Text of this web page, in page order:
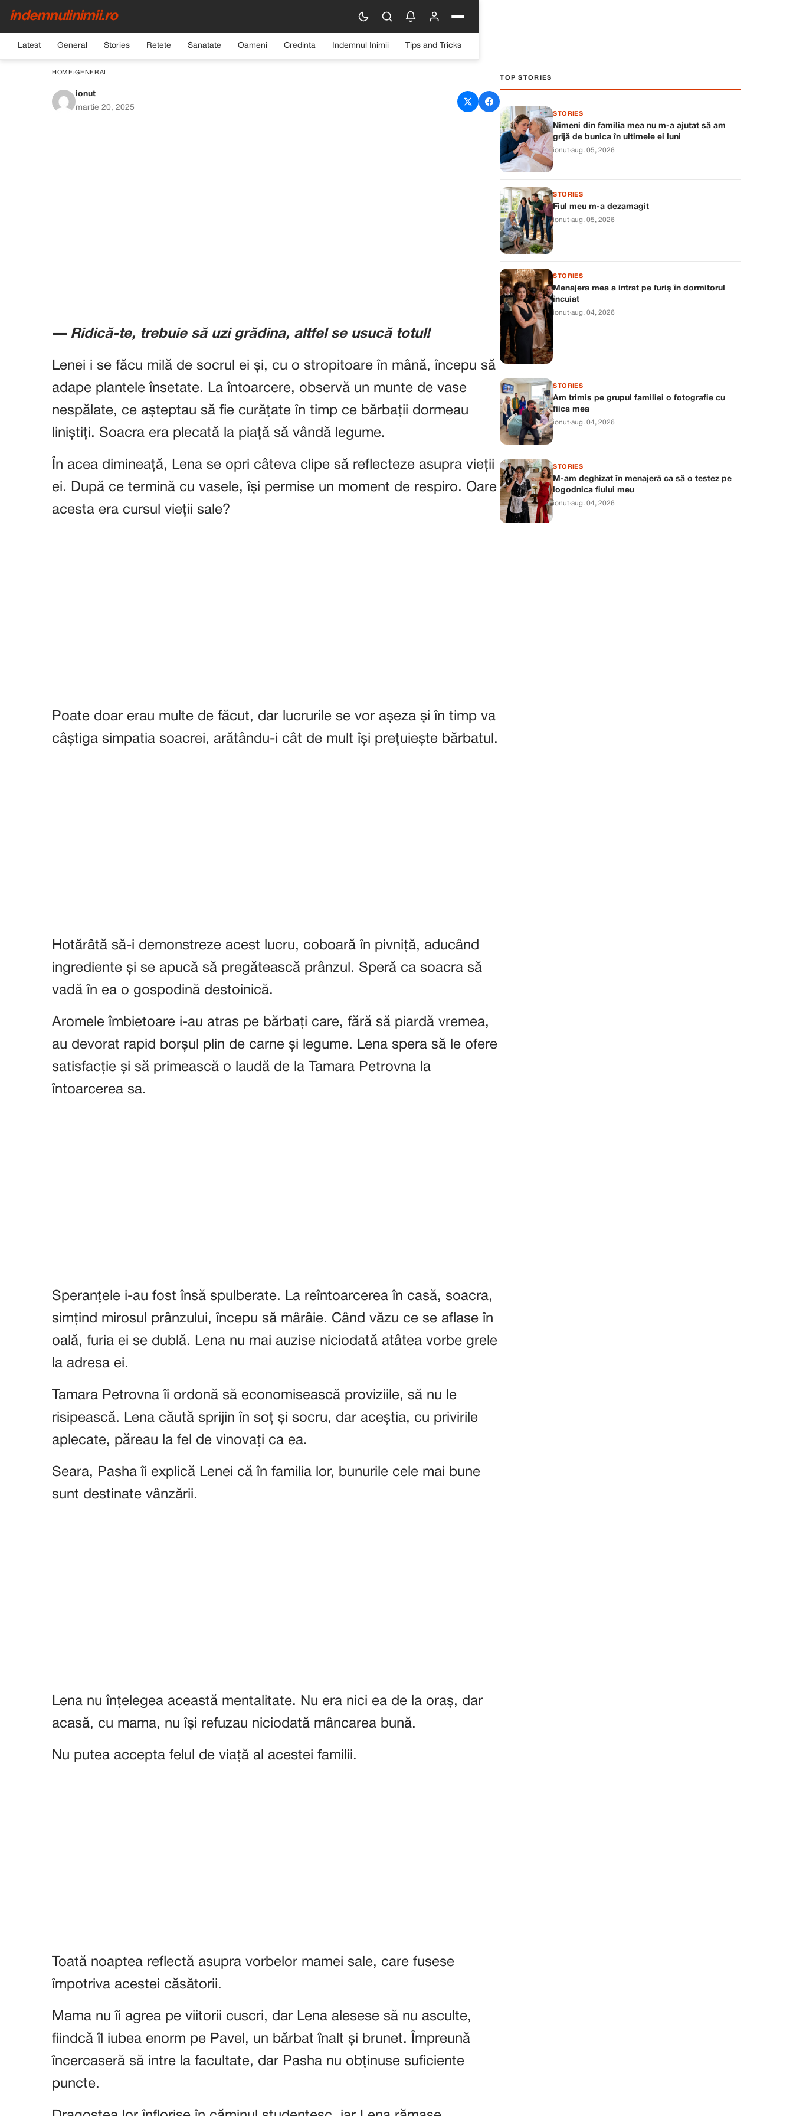
indemnulinimii.ro
Latest General Stories Retete Sanatate Oameni Credinta Indemnul Inimii Tips and Tricks
HOME›GENERAL
Când soarta îți cere să pleci: Povestea Lenei
ionut
martie 20, 2025
— Ridică-te, trebuie să uzi grădina, altfel se usucă totul!
Lenei i se făcu milă de socrul ei și, cu o stropitoare în mână, începu să
adape plantele însetate. La întoarcere, observă un munte de vase
nespălate, ce așteptau să fie curățate în timp ce bărbații dormeau
liniștiți. Soacra era plecată la piață să vândă legume.
În acea dimineață, Lena se opri câteva clipe să reflecteze asupra vieții
ei. După ce termină cu vasele, își permise un moment de respiro. Oare
acesta era cursul vieții sale?
Poate doar erau multe de făcut, dar lucrurile se vor așeza și în timp va
câștiga simpatia soacrei, arătându-i cât de mult își prețuiește bărbatul.
Hotărâtă să-i demonstreze acest lucru, coboară în pivniță, aducând
ingrediente și se apucă să pregătească prânzul. Speră ca soacra să
vadă în ea o gospodină destoinică.
Aromele îmbietoare i-au atras pe bărbați care, fără să piardă vremea,
au devorat rapid borșul plin de carne și legume. Lena spera să le ofere
satisfacție și să primească o laudă de la Tamara Petrovna la
întoarcerea sa.
Speranțele i-au fost însă spulberate. La reîntoarcerea în casă, soacra,
simțind mirosul prânzului, începu să mârâie. Când văzu ce se aflase în
oală, furia ei se dublă. Lena nu mai auzise niciodată atâtea vorbe grele
la adresa ei.
Tamara Petrovna îi ordonă să economisească proviziile, să nu le
risipească. Lena căută sprijin în soț și socru, dar aceștia, cu privirile
aplecate, păreau la fel de vinovați ca ea.
Seara, Pasha îi explică Lenei că în familia lor, bunurile cele mai bune
sunt destinate vânzării.
Lena nu înțelegea această mentalitate. Nu era nici ea de la oraș, dar
acasă, cu mama, nu își refuzau niciodată mâncarea bună.
Nu putea accepta felul de viață al acestei familii.
Toată noaptea reflectă asupra vorbelor mamei sale, care fusese
împotriva acestei căsătorii.
Mama nu îi agrea pe viitorii cuscri, dar Lena alesese să nu asculte,
fiindcă îl iubea enorm pe Pavel, un bărbat înalt și brunet. Împreună
încercaseră să intre la facultate, dar Pasha nu obținuse suficiente
puncte.
TOP STORIES
STORIES
Nimeni din familia mea nu m-a ajutat să am
grijă de bunica în ultimele ei luni
ionut·aug. 05, 2026
STORIES
Fiul meu m-a dezamagit
ionut·aug. 05, 2026
STORIES
Menajera mea a intrat pe furiș în dormitorul
încuiat
ionut·aug. 04, 2026
STORIES
Am trimis pe grupul familiei o fotografie cu
fiica mea
ionut·aug. 04, 2026
STORIES
M-am deghizat în menajeră ca să o testez pe
logodnica fiului meu
ionut·aug. 04, 2026